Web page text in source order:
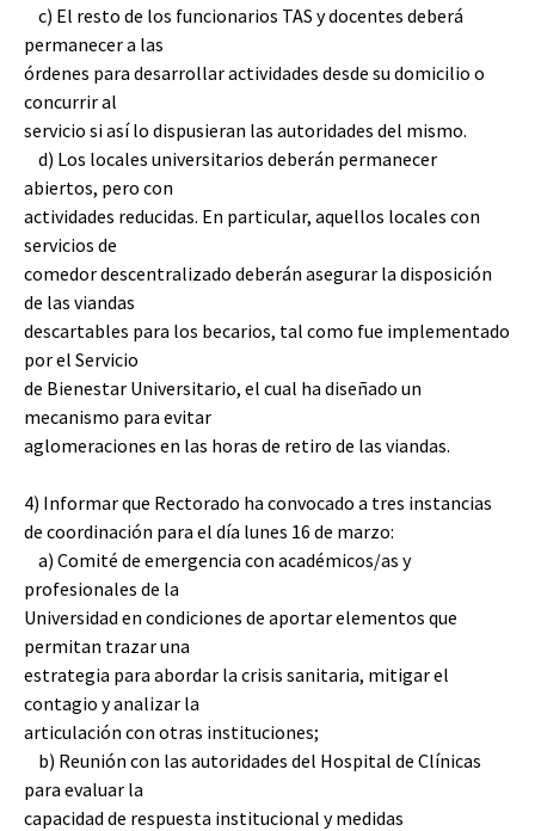
c) El resto de los funcionarios TAS y docentes deberá
permanecer a las
órdenes para desarrollar actividades desde su domicilio o
concurrir al
servicio si así lo dispusieran las autoridades del mismo.
d) Los locales universitarios deberán permanecer
abiertos, pero con
actividades reducidas. En particular, aquellos locales con
servicios de
comedor descentralizado deberán asegurar la disposición
de las viandas
descartables para los becarios, tal como fue implementado
por el Servicio
de Bienestar Universitario, el cual ha diseñado un
mecanismo para evitar
aglomeraciones en las horas de retiro de las viandas.
4) Informar que Rectorado ha convocado a tres instancias
de coordinación para el día lunes 16 de marzo:
a) Comité de emergencia con académicos/as y
profesionales de la
Universidad en condiciones de aportar elementos que
permitan trazar una
estrategia para abordar la crisis sanitaria, mitigar el
contagio y analizar la
articulación con otras instituciones;
b) Reunión con las autoridades del Hospital de Clínicas
para evaluar la
capacidad de respuesta institucional y medidas